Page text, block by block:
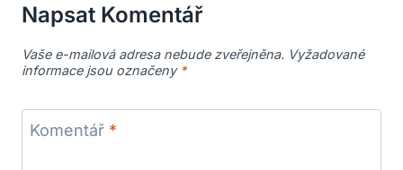
Napsat Komentář
Vaše e-mailová adresa nebude zveřejněna. Vyžadované
informace jsou označeny *
Komentář *